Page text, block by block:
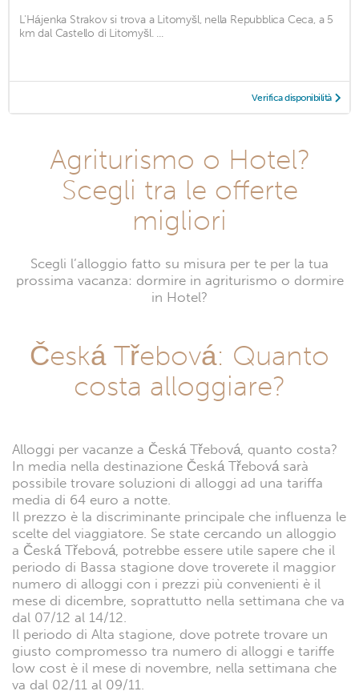
L'Hájenka Strakov si trova a Litomyšl, nella Repubblica Ceca, a 5
km dal Castello di Litomyšl. ...
Verifica disponibilità
Agriturismo o Hotel?
Scegli tra le offerte
migliori
Scegli l’alloggio fatto su misura per te per la tua
prossima vacanza: dormire in agriturismo o dormire
in Hotel?
Česká Třebová: Quanto
costa alloggiare?
Alloggi per vacanze a Česká Třebová, quanto costa?
In media nella destinazione Česká Třebová sarà
possibile trovare soluzioni di alloggi ad una tariffa
media di 64 euro a notte.
Il prezzo è la discriminante principale che influenza le
scelte del viaggiatore. Se state cercando un alloggio
a Česká Třebová, potrebbe essere utile sapere che il
periodo di Bassa stagione dove troverete il maggior
numero di alloggi con i prezzi più convenienti è il
mese di dicembre, soprattutto nella settimana che va
dal 07/12 al 14/12.
Il periodo di Alta stagione, dove potrete trovare un
giusto compromesso tra numero di alloggi e tariffe
low cost è il mese di novembre, nella settimana che
va dal 02/11 al 09/11.